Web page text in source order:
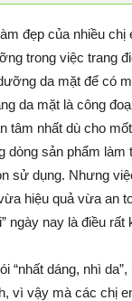
đẹp của nhiều
trong việc trang
da mặt để có
da mặt là công
tâm nhất dù cho
dòng sản phẩm làm
sử dụng. Nhưng
hiệu quả vừa an
ngày nay là điều rất
“nhất dáng, nhì
vì vậy mà các chị